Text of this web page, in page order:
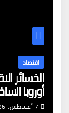
اقتصاد
الخسائر
أوروبا
7 أغسطس، 2026